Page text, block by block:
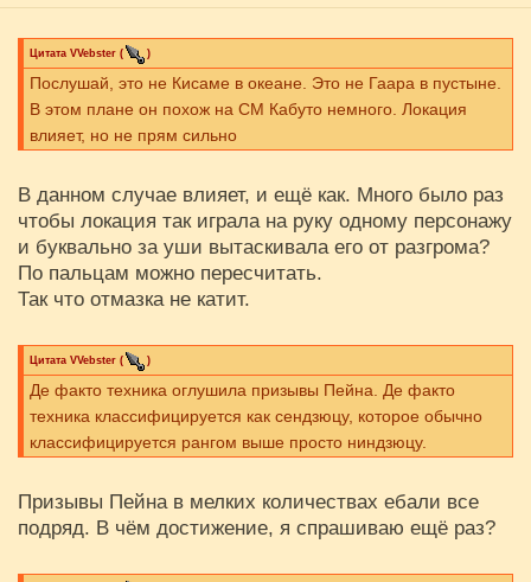
Цитата VVebster ( )
Послушай, это не Кисаме в океане. Это не Гаара в пустыне.
В этом плане он похож на СМ Кабуто немного. Локация
влияет, но не прям сильно
В данном случае влияет, и ещё как. Много было раз
чтобы локация так играла на руку одному персонажу
и буквально за уши вытаскивала его от разгрома?
По пальцам можно пересчитать.
Так что отмазка не катит.
Цитата VVebster ( )
Де факто техника оглушила призывы Пейна. Де факто
техника классифицируется как сендзюцу, которое обычно
классифицируется рангом выше просто ниндзюцу.
Призывы Пейна в мелких количествах ебали все
подряд. В чём достижение, я спрашиваю ещё раз?